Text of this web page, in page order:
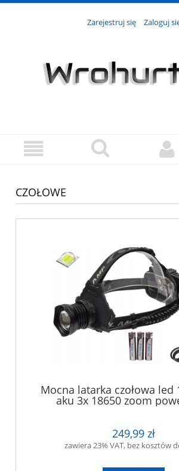
Zarejestruj się Zaloguj
CZOŁOWE
Mocna latarka czołowa led
aku 3x 18650 zoom
249,99 zł
zawiera 23% VAT, bez kosztów